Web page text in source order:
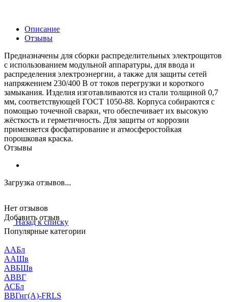
Описание
Отзывы
Предназначены для сборки распределительных электрощитов
с использованием модульной аппаратуры, для ввода и
распределения электроэнергии, а также для защиты сетей
напряжением 230/400 В от токов перегрузки и короткого
замыкания. Изделия изготавливаются из стали толщиной 0,7
мм, соответствующей ГОСТ 1050-88. Корпуса собираются с
помощью точечной сварки, что обеспечивает их высокую
жёсткость и герметичность. Для защиты от коррозии
применяется фосфатирование и атмосферостойкая
порошковая краска.
Отзывы
Загрузка отзывов...
Нет отзывов
Добавить отзыв
Назад к списку
Популярные категории
ААБл
ААШв
АВБШв
АВВГ
АСБл
ВВГнг(А)-FRLS